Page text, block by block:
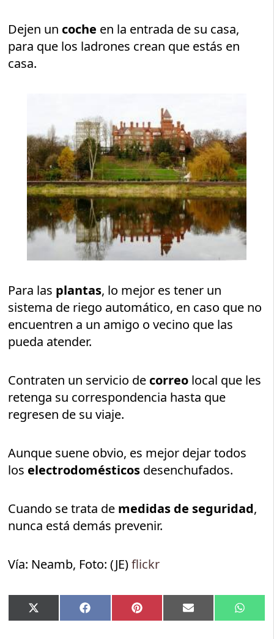
Dejen un coche en la entrada de su casa,
para que los ladrones crean que estás en
casa.
Para las plantas, lo mejor es tener un
sistema de riego automático, en caso que no
encuentren a un amigo o vecino que las
pueda atender.
Contraten un servicio de correo local que les
retenga su correspondencia hasta que
regresen de su viaje.
Aunque suene obvio, es mejor dejar todos
los electrodomésticos desenchufados.
Cuando se trata de medidas de seguridad,
nunca está demás prevenir.
Vía: Neamb, Foto: (JE)flickr
Compartir
en
X
(Twitter)
Compartir
en
Facebook Compartir
en
Pinterest Compartir
en
Email
en